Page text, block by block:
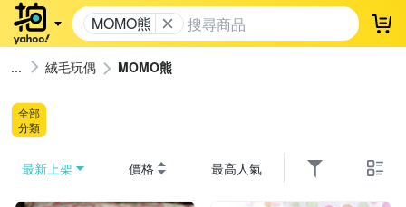
MOMO熊 登
絨毛玩偶 MOMO熊
全部
分類
最新上架 價格 最高人氣